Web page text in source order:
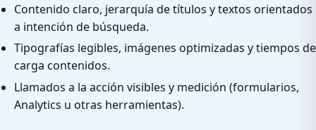
Contenido claro, jerarquía de títulos y textos orientados
a intención de búsqueda.
Tipografías legibles, imágenes optimizadas y tiempos de
carga contenidos.
Llamados a la acción visibles y medición (formularios,
Analytics u otras herramientas).